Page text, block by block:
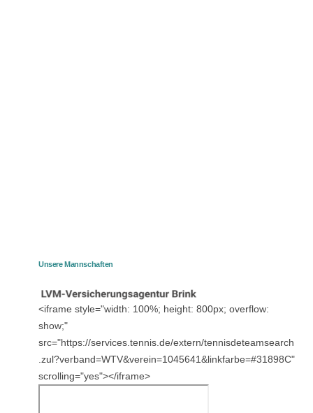
Unsere Mannschaften
<iframe style="width: 100%; height: 800px; overflow:
show;"
src="https://services.tennis.de/extern/tennisdeteamsearch
.zul?verband=WTV&verein=1045641&linkfarbe=#31898C"
scrolling="yes"></iframe>